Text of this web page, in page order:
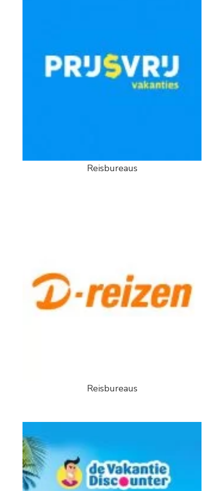
Reisbureaus
Reisbureaus